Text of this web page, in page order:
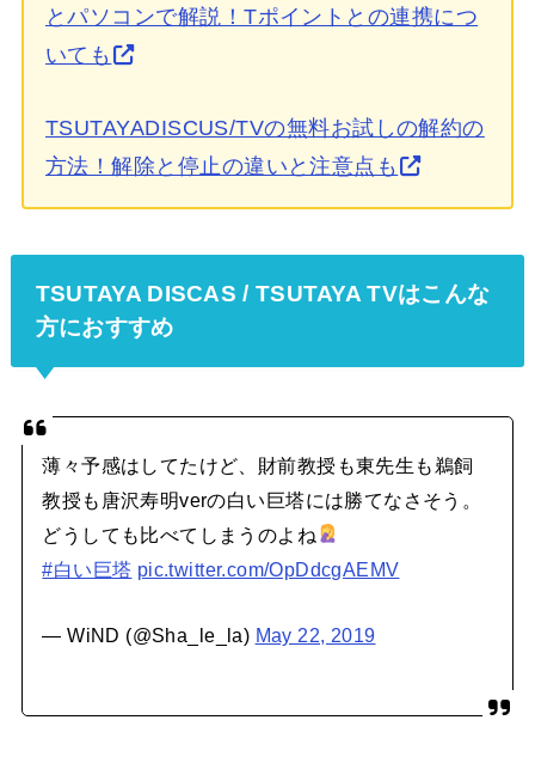
とパソコンで解説！Tポイントとの連携につ
いても
TSUTAYADISCUS/TVの無料お試しの解約の
方法！解除と停止の違いと注意点も
TSUTAYA DISCAS / TSUTAYA TVはこんな
方におすすめ
薄々予感はしてたけど、財前教授も東先生も鵜飼
教授も唐沢寿明verの白い巨塔には勝てなさそう。
どうしても比べてしまうのよね
#白い巨塔 pic.twitter.com/OpDdcgAEMV
— WiND (@Sha_le_la) May 22, 2019